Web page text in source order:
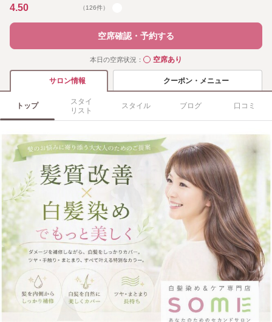
4.50 （126件）
空席確認・予約する
本日の空席状況： ◯空席あり
サロン情報 クーポン・メニュー
トップ
スタイ
リスト
スタイル ブログ 口コミ